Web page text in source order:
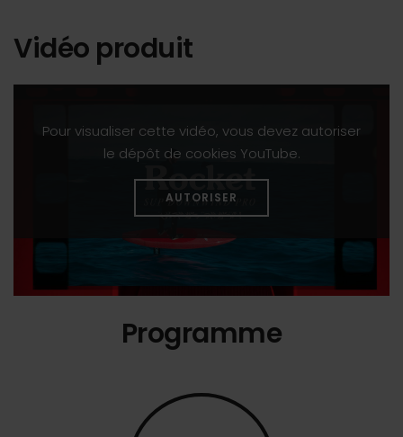
Vidéo produit
Pour visualiser cette vidéo, vous devez autoriser
le dépôt de cookies YouTube.
AUTORISER
Programme